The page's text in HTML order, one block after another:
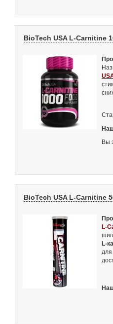
BioTech USA L-Carnitine
Вы
BioTech USA L-Carnitine
L-
L-